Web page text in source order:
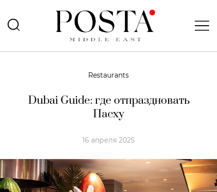
Restaurants
Dubai Guide: где отпраздновать
Пасху
16 апреля 2025